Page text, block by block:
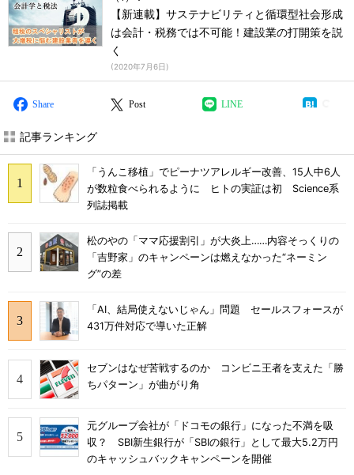
【新連載】サステナビリティと循環型社会形成
は会計・税務では不可能！建設業の打開策を説
く
(2020年7月6日)
Share Post LINE
記事ランキング
「うんこ移植」でピーナツアレルギー改善、15人中6人
が数粒食べられるように ヒトの実証は初 Science系
列誌掲載
松のやの「ママ応援割引」が大炎上……内容そっくりの
「吉野家」のキャンペーンは燃えなかった“ネーミン
グ”の差
「AI、結局使えないじゃん」問題 セールスフォースが
431万件対応で導いた正解
セブンはなぜ苦戦するのか コンビニ王者を支えた「勝
ちパターン」が曲がり角
元グループ会社が「ドコモの銀行」になった不満を吸
収？ SBI新生銀行が「SBIの銀行」として最大5.2万円
のキャッシュバックキャンペーンを開催